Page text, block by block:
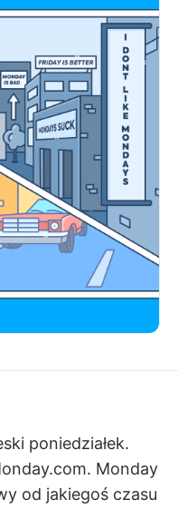
poniedziałek.
Monday
od jakiegoś czasu